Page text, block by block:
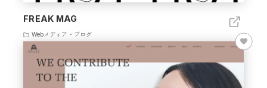
FREAK MAG
Webメディア・ブログ